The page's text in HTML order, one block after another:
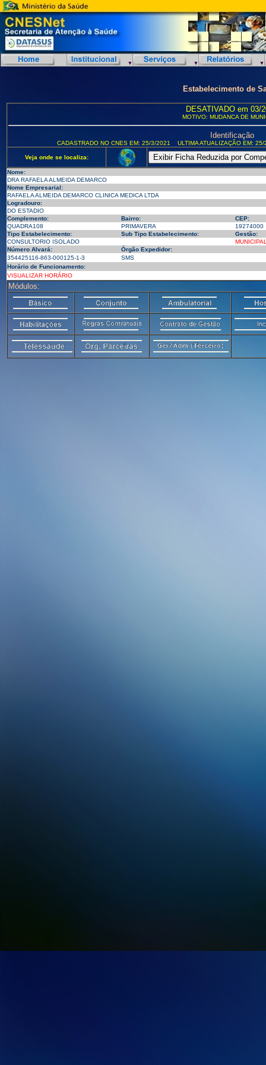
Estabelecimento de
DESATIVADO em 03/
MOTIVO: MUDANCA DE
Identificação
CADASTRADO NO CNES EM: 25/3/2021 ULTIMA ATUALIZAÇÃO EM:
Veja onde se localiza:
Nome:
DRA RAFAELA ALMEIDA DEMARCO
Nome Empresarial:
RAFAELA ALMEIDA DEMARCO CLINICA MEDICA LTDA
Logradouro:
DO ESTADIO
Complemento:
Bairro:
CEP:
QUADRA108
PRIMAVERA
19274000
Tipo Estabelecimento:
Sub Tipo Estabelecimento:
Gestão:
CONSULTORIO ISOLADO
Número Alvará:
Órgão Expedidor:
354425116-863-000125-1-3
SMS
Horário de Funcionamento:
VISUALIZAR HORÁRIO
Módulos: